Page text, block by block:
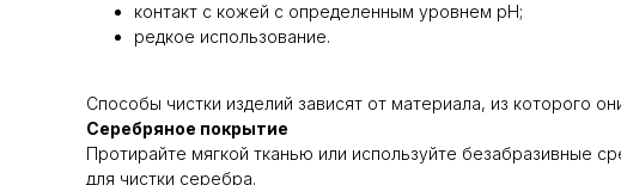
контакт с кожей с определенным уровнем pH;
редкое использование.
Способы чистки изделий зависят от материала, из которого
Серебряное покрытие
Протирайте мягкой тканью или используйте безабразивные
для чистки серебра.